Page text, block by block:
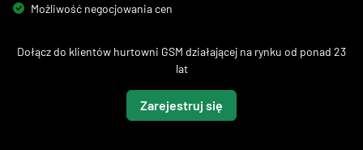
Możliwość negocjowania cen
Dołącz do klientów hurtowni GSM działającej na rynku od ponad 23
lat
Zarejestruj się